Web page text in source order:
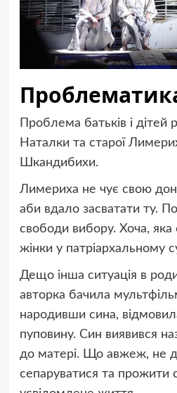
Проблема батьків і дітей
Наталки та старої
Шкандибихи.
Лимериха не чує свою
аби вдало засватати ту.
свободи вибору. Хоча,
жінки у патріархальному
Дещо інша ситуація в
авторка бачила
народивши сина,
пуповину. Син виявився
до матері. Що авжеж, не
сепаруватися та прожити